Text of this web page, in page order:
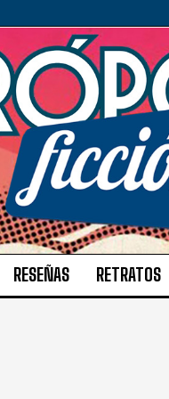
RESEÑAS RETRATOS